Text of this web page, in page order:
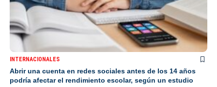
INTERNACIONALES
Abrir una cuenta en redes sociales antes de los 14 años
podría afectar el rendimiento escolar, según un estudio